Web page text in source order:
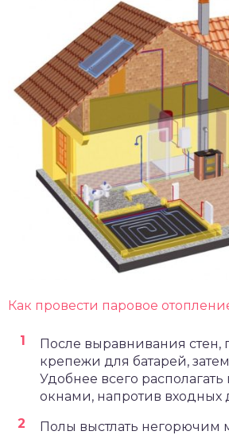
Как провести паровое
После выравнивания стен,
крепежи для батарей,
Удобнее всего
окнами, напротив входных
Полы выстлать негорючим